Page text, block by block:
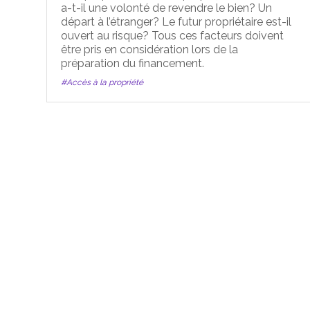
a-t-il une volonté de revendre le bien? Un
départ à l’étranger? Le futur propriétaire est-il
ouvert au risque? Tous ces facteurs doivent
être pris en considération lors de la
préparation du financement.
#Accès à la propriété